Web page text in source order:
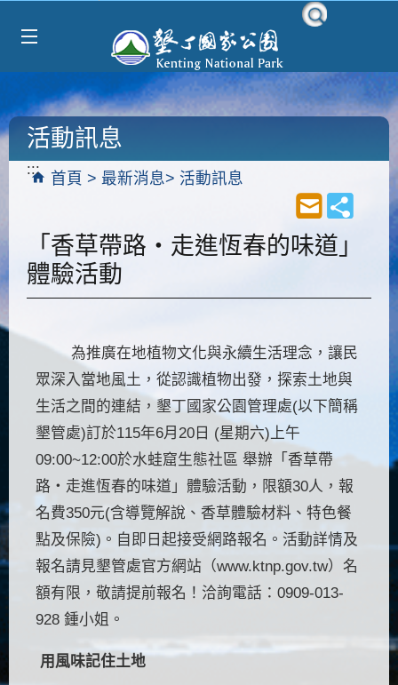
:::
首頁 最新消息 活動訊息
活動訊息
「香草帶路・走進恆春的味道」
體驗活動
為推廣在地植物文化與永續生活理念，讓民
眾深入當地風土，從認識植物出發，探索土地與
生活之間的連結，墾丁國家公園管理處(以下簡稱
墾管處)訂於115年6月20日 (星期六)上午
09:00~12:00於水蛙窟生態社區 舉辦「香草帶
路・走進恆春的味道」體驗活動，限額30人，報
名費350元(含導覽解說、香草體驗材料、特色餐
點及保險)。自即日起接受網路報名。活動詳情及
報名請見墾管處官方網站（www.ktnp.gov.tw）名
額有限，敬請提前報名！洽詢電話：0909-013-
928 鍾小姐。
用風味記住土地